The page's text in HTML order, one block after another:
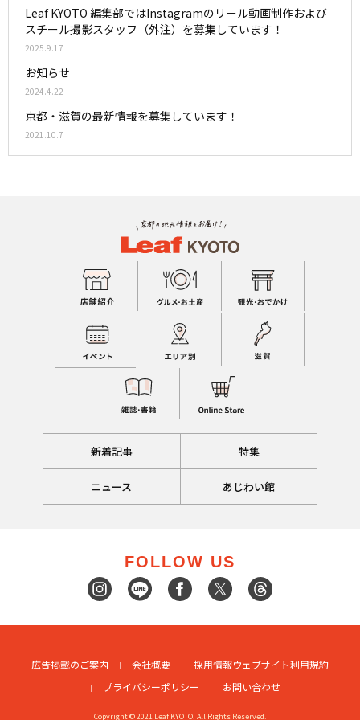
Leaf KYOTO 編集部ではInstagramのリール動画制作および
スチール撮影スタッフ（外注）を募集しています！
2025.9.17
お知らせ
2024.4.22
京都・滋賀の最新情報を募集しています！
2021.10.7
新着記事 特集
ニュース あじわい館
FOLLOW US
広告掲載のご案内 会社概要 採用情報ウェブサイト利用規約
プライバシーポリシー
お問い合わせ
Copyright © 2021 Leaf KYOTO. All Rights Reserved.